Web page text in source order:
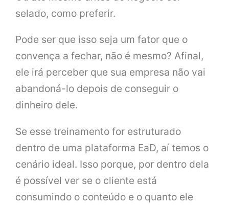
selado, como preferir.
Pode ser que isso seja um fator que o
convença a fechar, não é mesmo? Afinal,
ele irá perceber que sua empresa não vai
abandoná-lo depois de conseguir o
dinheiro dele.
Se esse treinamento for estruturado
dentro de uma plataforma EaD, aí temos o
cenário ideal. Isso porque, por dentro dela
é possível ver se o cliente está
consumindo o conteúdo e o quanto ele